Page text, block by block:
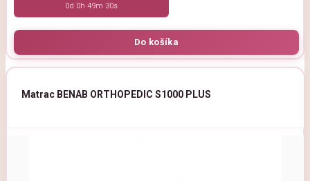
0d 0h 49m 29s
Matrac BENAB ORTHOPEDIC S1000 PLUS